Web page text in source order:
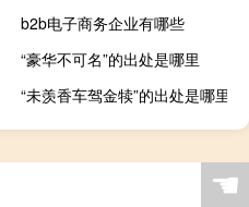
b2b电子商务企业有哪些
“豪华不可名”的出处是哪里
“未羡香车驾金犊”的出处是哪里
☚